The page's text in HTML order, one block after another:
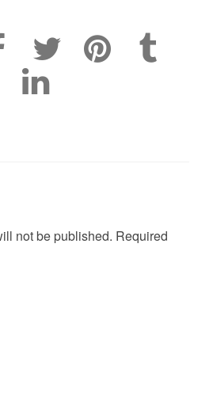
not be published. Required